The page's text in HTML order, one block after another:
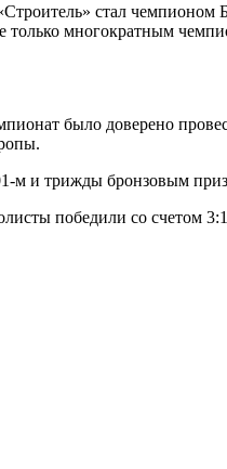
стал чемпионом
только многократным
было доверено
м и трижды бронзовым
победили со счетом